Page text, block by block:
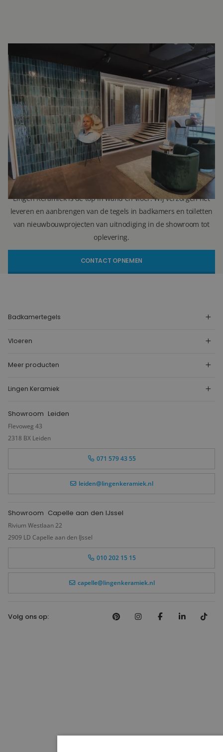
INTERESSE? NEEM VOOR MEER INFORMATIE
CONTACT OP.
Ron Vellekoop
Directeur
071 579 43 55
(Leiden)
010 202 15 15
(Capelle aan den IJssel)
r.vellekoop@lingenkeramiek.nl
Lingen Keramiek is de top in wand en vloer. Wij verzorgen het
leveren en aanbrengen van de tegels in badkamers en toiletten
van nieuwbouwprojecten van uitnodiging in de showroom tot
oplevering.
CONTACT OPNEMEN
Badkamertegels
Vloeren
Meer producten
Lingen Keramiek
Showroom Leiden
Flevoweg 43
2318 BX Leiden
071 579 43 55
leiden@lingenkeramiek.nl
Showroom Capelle aan den IJssel
Rivium Westlaan 22
2909 LD Capelle aan den IJssel
010 202 15 15
capelle@lingenkeramiek.nl
Volg ons op: